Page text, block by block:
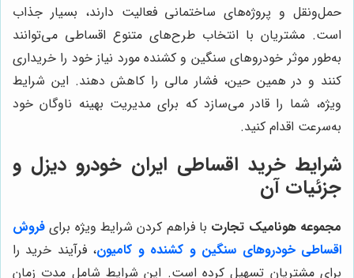
حمل‌ونقل و پروژه‌های ساختمانی فعالیت دارند، بسیار جذاب
است. مشتریان با انتخاب طرح‌های متنوع اقساطی می‌توانند
به‌طور موثر خودروهای سنگین و کشنده مورد نیاز خود را خریداری
کنند و در همین حین، فشار مالی را کاهش دهند. این شرایط
ویژه، شما را قادر می‌سازد که برای مدیریت بهینه ناوگان خود
به‌سرعت اقدام کنید.
شرایط خرید اقساطی ایران خودرو دیزل و
جزئیات آن
مجموعه هونامیک تجارت با فراهم کردن شرایط ویژه برای فروش
اقساطی خودروهای سنگین و کشنده و کامیون، فرآیند خرید را
برای مشتریان تسهیل کرده است. این شرایط شامل مدت زمان